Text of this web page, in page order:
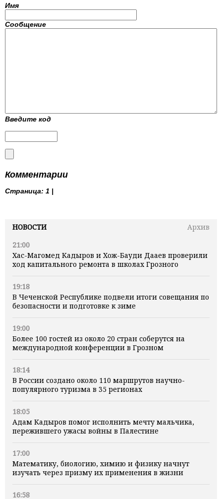
НОВОСТИ
Архив
21:00
Хас-Магомед Кадыров и Хож-Бауди Дааев проверили
ход капитального ремонта в школах Грозного
19:18
В Чеченской Республике подвели итоги совещания по
безопасности и подготовке к зиме
19:00
Более 100 гостей из около 20 стран соберутся на
международной конференции в Грозном
18:14
В России создано около 110 маршрутов научно-
популярного туризма в 35 регионах
18:05
Адам Кадыров помог исполнить мечту мальчика,
пережившего ужасы войны в Палестине
17:00
Математику, биологию, химию и физику начнут
изучать через призму их применения в жизни
16:58
Имя
Сообщение
Введите код
Комментарии
Страница: 1 |